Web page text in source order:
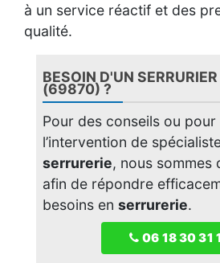
à un service réactif et des
qualité.
BESOIN D'UN
(69870) ?
Pour des conseils ou
l’intervention de
serrurerie, nous sommes
afin de répondre
besoins en serrurerie.
06 18 30 31